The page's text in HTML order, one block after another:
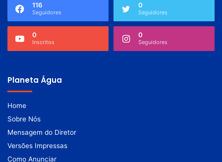
116
Seguidores
0
Seguidores
0
Inscritos
0
Seguidores
Planeta Água
Home
Sobre Nós
Mensagem do Diretor
Versões Impressas
Como Anunciar